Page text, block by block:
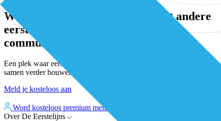
Wissel kennis en ervaring uit met andere
eerstelijns professionals in onze
community
Een plek waar eerstelijnsprofessionals elkaar vinden, versterken en
samen verder bouwen aan betere zorg.
Meld je kosteloos aan
Word kosteloos premium member
Over De Eerstelijns